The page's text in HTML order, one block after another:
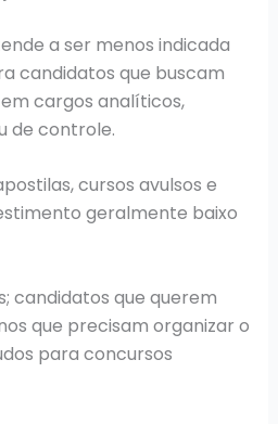
a ser menos indicada
candidatos que buscam
cargos analíticos,
de controle.
cursos avulsos e
geralmente baixo
candidatos que querem
que precisam organizar o
para concursos